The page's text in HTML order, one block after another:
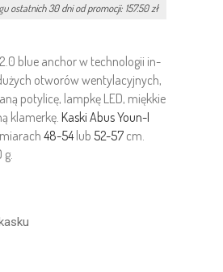
ostatnich 30 dni od promocji: 157.50 zł
blue anchor w technologii in-
otworów wentylacyjnych,
potylicę, lampkę LED, miękkie
klamerkę. Kaski Abus Youn-I
48-54lub 52-57cm.